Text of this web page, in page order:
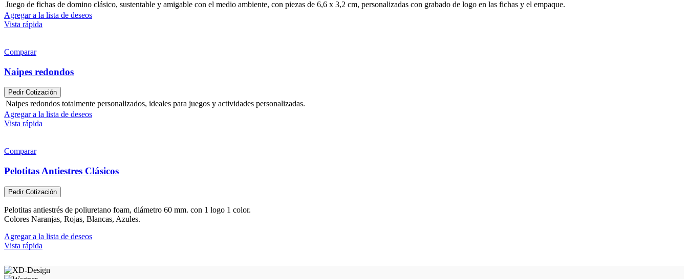
Juego de fichas de domino clásico, sustentable y amigable con el medio ambiente, con piezas de 6,6 x 3,2 cm, personalizadas con grabado de logo en las fichas y el empaque.
Agregar a la lista de deseos
Vista rápida
Comparar
Naipes redondos
Pedir Cotización
Naipes redondos totalmente personalizados, ideales para juegos y actividades personalizadas.
Agregar a la lista de deseos
Vista rápida
Comparar
Pelotitas Antiestres Clásicos
Pedir Cotización
Pelotitas antiestrés de poliuretano foam, diámetro 60 mm. con 1 logo 1 color.
Colores Naranjas, Rojas, Blancas, Azules.
Agregar a la lista de deseos
Vista rápida